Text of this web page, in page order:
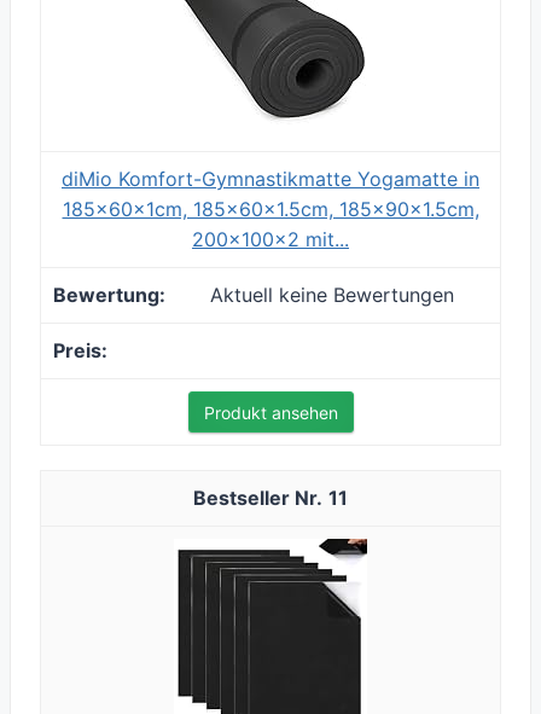
diMio Komfort-Gymnastikmatte Yogamatte in
185x60x1cm, 185x60x1.5cm, 185x90x1.5cm,
200x100x2 mit...
Aktuell keine Bewertungen
Produkt ansehen
11